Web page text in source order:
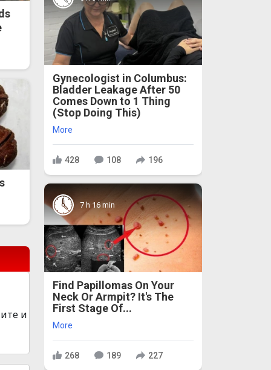
и
Gynecologist in Columbus:
Bladder Leakage After 50
Comes Down to 1 Thing
(Stop Doing This)
More
428 108 196
7 h 16 min
Find Papillomas On Your
Neck Or Armpit? It's The
First Stage Of...
More
268 189 227